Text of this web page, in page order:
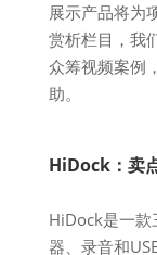
展示产品将为
赏析栏目，我
众筹视频案例
助。
HiDock：卖
HiDock是一款
器、录音和